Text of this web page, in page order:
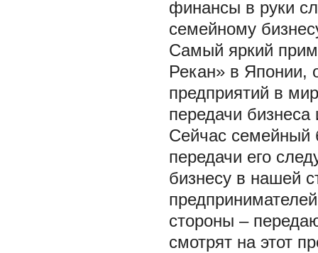
финансы в руки
семейному
Самый яркий
Рекан» в Японии,
предприятий в
передачи бизнеса
Сейчас семейный
передачи его
бизнесу в нашей
стороны –
смотрят на этот